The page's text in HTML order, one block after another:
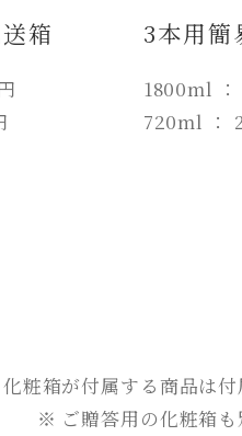
箱 3本用簡
1800ml ：
720ml ：
粧箱が付属する商品は付
※ ご贈答用の化粧箱も